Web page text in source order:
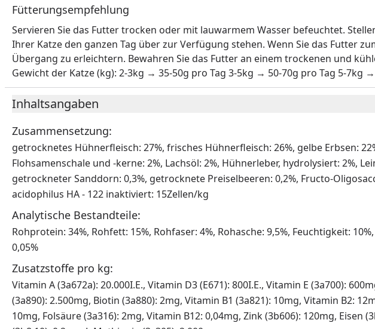
Fütterungsempfehlung
Servieren Sie das Futter trocken oder mit lauwarmem Wasser befeuchtet.
Ihrer Katze den ganzen Tag über zur Verfügung stehen. Wenn Sie das Futter
Übergang zu erleichtern. Bewahren Sie das Futter an einem trockenen und
Gewicht der Katze (kg): 2-3kg → 35-50g pro Tag 3-5kg → 50-70g pro Tag 5-7kg
Inhaltsangaben
Zusammensetzung:
getrocknetes Hühnerfleisch: 27%, frisches Hühnerfleisch: 26%, gelbe Erbsen:
Flohsamenschale und -kerne: 2%, Lachsöl: 2%, Hühnerleber, hydrolysiert: 2%,
getrockneter Sanddorn: 0,3%, getrocknete Preiselbeeren: 0,2%, Fructo-
acidophilus HA - 122 inaktiviert: 15Zellen/kg
Analytische Bestandteile:
Rohprotein: 34%, Rohfett: 15%, Rohfaser: 4%, Rohasche: 9,5%, Feuchtigkeit:
0,05%
Zusatzstoffe pro kg:
Vitamin A (3a672a): 20.000I.E., Vitamin D3 (E671): 800I.E., Vitamin E (3a700):
(3a890): 2.500mg, Biotin (3a880): 2mg, Vitamin B1 (3a821): 10mg, Vitamin B2:
10mg, Folsäure (3a316): 2mg, Vitamin B12: 0,04mg, Zink (3b606): 120mg,